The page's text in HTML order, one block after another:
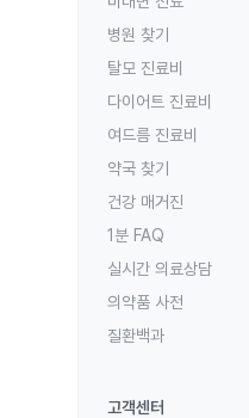
병원 찾기
탈모 진료비
다이어트 진료비
여드름 진료비
약국 찾기
건강 매거진
1분 FAQ
실시간 의료상담
의약품 사전
질환백과
고객센터